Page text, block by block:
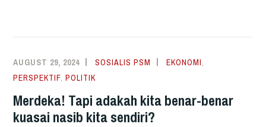
AUGUST 29, 2024 SOSIALIS PSM EKONOMI,
PERSPEKTIF,POLITIK
Merdeka! Tapi adakah kita benar-benar
kuasai nasib kita sendiri?